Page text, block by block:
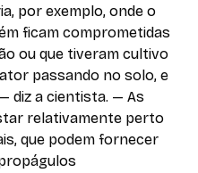
por exemplo, onde o
ficam comprometidas
ou que tiveram cultivo
passando no solo, e
diz a cientista. — As
relativamente perto
que podem fornecer